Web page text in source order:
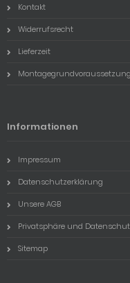
Kontakt
Widerrufsrecht
Lieferzeit
Informationen
Impressum
Datenschutzerklärung
Unsere AGB
Privatsphäre und
Sitemap